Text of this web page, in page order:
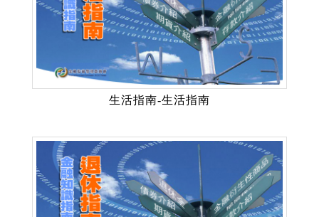
生活指南-生活指南